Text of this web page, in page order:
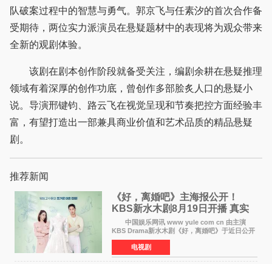
队破案过程中的智慧与勇气。郭京飞与任素汐的首次合作备
受期待，两位实力派演员在悬疑题材中的表现将为观众带来
全新的观剧体验。
该剧在剧本创作阶段就备受关注，编剧余耕在悬疑推理
领域有着深厚的创作功底，曾创作多部脍炙人口的悬疑小
说。导演邢键钧、路云飞在视觉呈现和节奏把控方面经验丰
富，有望打造出一部兼具商业价值和艺术品质的精品悬疑
剧。
推荐新闻
《好，离婚吧》主海报公开！
KBS新水木剧8月19日开播 真实
离婚体验记来袭
中国娱乐网讯 www yule com cn 由主演
KBS Drama新水木剧《好，离婚吧》于近日公开
主海报，正式进入开播倒计时。 海报中，男
女主角背对背站立，各自望向不同方向，中央的
空白与冷漠的表情
电视剧